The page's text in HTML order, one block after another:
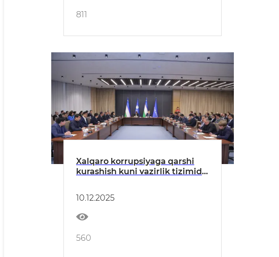
811
Xalqaro korrupsiyaga qarshi
kurashish kuni vazirlik tizimida
10.12.2025
560